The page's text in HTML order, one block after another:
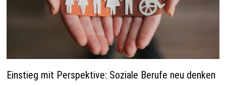
Einstieg mit Perspektive: Soziale Berufe neu denken